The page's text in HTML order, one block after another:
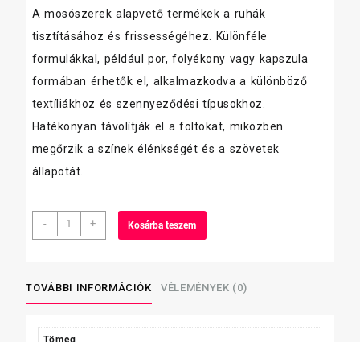
A mosószerek alapvető termékek a ruhák
tisztításához és frissességéhez. Különféle
formulákkal, például por, folyékony vagy kapszula
formában érhetők el, alkalmazkodva a különböző
textíliákhoz és szennyeződési típusokhoz.
Hatékonyan távolítják el a foltokat, miközben
megőrzik a színek élénkségét és a szövetek
állapotát.
-
Ariel
mosópor
Professional
Alfa
Max
+ Kosárba teszem
TOVÁBBI INFORMÁCIÓK VÉLEMÉNYEK (0)
Tömeg